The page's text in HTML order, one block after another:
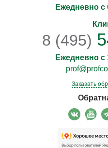
Ежедневно с
8 (495)
Ежедневно с
Заказать